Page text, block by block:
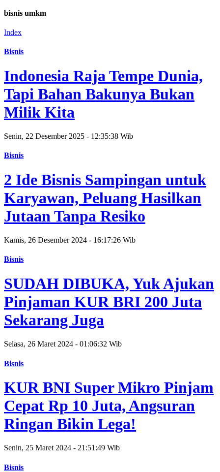
bisnis umkm
Index
Bisnis
Indonesia Raja Tempe Dunia,
Tapi Bahan Bakunya Bukan
Milik Kita
Senin, 22 Desember 2025 - 12:35:38 Wib
Bisnis
2 Ide Bisnis Sampingan untuk
Karyawan, Peluang Hasilkan
Jutaan Tanpa Resiko
Kamis, 26 Desember 2024 - 16:17:26 Wib
Bisnis
SUDAH DIBUKA, Yuk Ajukan
Pinjaman KUR BRI 200 Juta
Sekarang Juga
Selasa, 26 Maret 2024 - 01:06:32 Wib
Bisnis
KUR BNI Super Mikro Pinjam
Cepat Rp 10 Juta, Angsuran
Ringan Bikin Lega!
Senin, 25 Maret 2024 - 21:51:49 Wib
Bisnis